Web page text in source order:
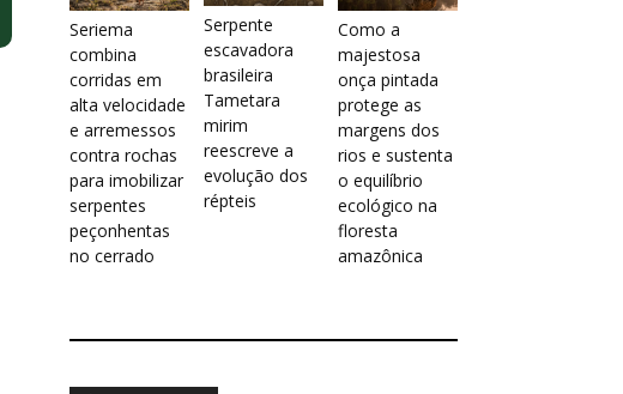
Seriema
combina
corridas em
alta velocidade
e arremessos
contra rochas
para imobilizar
serpentes
peçonhentas
no cerrado
Serpente
escavadora
brasileira
Tametara
mirim
reescreve a
evolução dos
répteis
Como a
majestosa
onça pintada
protege as
margens dos
rios e sustenta
o equilíbrio
ecológico na
floresta
amazônica